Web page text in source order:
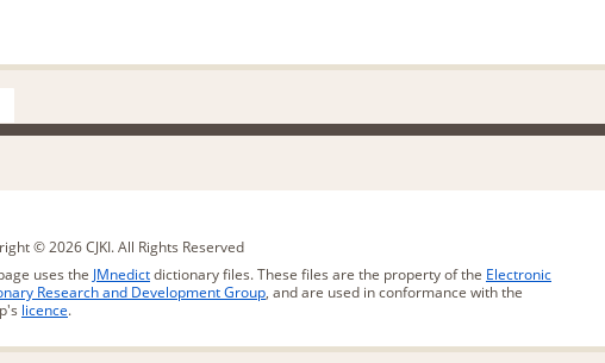
© 2026 CJKI. All Rights Reserved
uses the JMnedictdictionary files. These files are the property of the Electronic
Research and Development Group, and are used in conformance with the
licence.